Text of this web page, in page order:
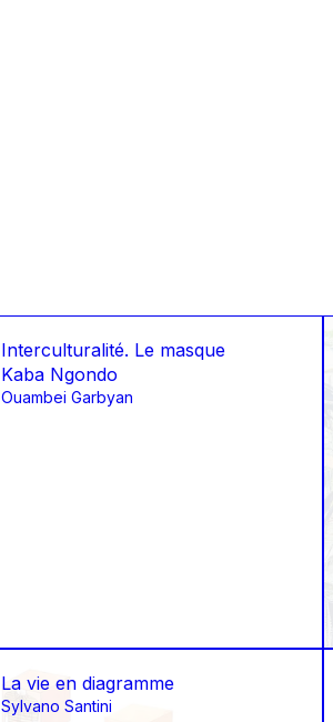
Interculturalité. Le masque
Kaba Ngondo
Ouambei Garbyan
La vie en diagramme
Sylvano Santini